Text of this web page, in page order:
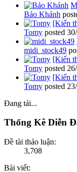
Bảo Khánh
[Kiến
Tomy posted
midi_stock49
[Kiến
Tomy posted
[Kiến
Tomy posted
Đang tải...
Thống Kê Diễn
Đề tài thảo luận:
3,708
Bài viết: